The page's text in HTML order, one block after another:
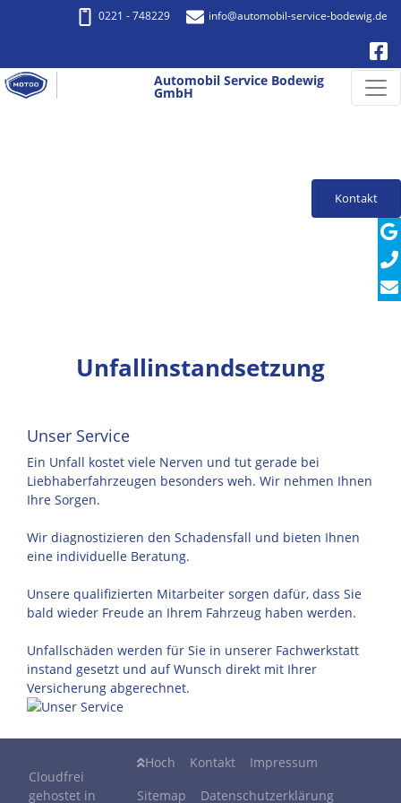
0221 - 748229 info@automobil-service-bodewig.de
Automobil Service Bodewig
GmbH
Unfallinstandsetzung
Unser Service
Ein Unfall kostet viele Nerven und tut gerade bei
Liebhaberfahrzeugen besonders weh. Wir nehmen Ihnen
Ihre Sorgen.
Wir diagnostizieren den Schadensfall und bieten Ihnen
eine individuelle Beratung.
Unsere qualifizierten Mitarbeiter sorgen dafür, dass Sie
bald wieder Freude an Ihrem Fahrzeug haben werden.
Unfallschäden werden für Sie in unserer Fachwerkstatt
instand gesetzt und auf Wunsch direkt mit Ihrer
Versicherung abgerechnet.
Cloudfrei
gehostet in
Hoch Kontakt
Impressum
Sitemap
Datenschutzerklärung
Kontakt